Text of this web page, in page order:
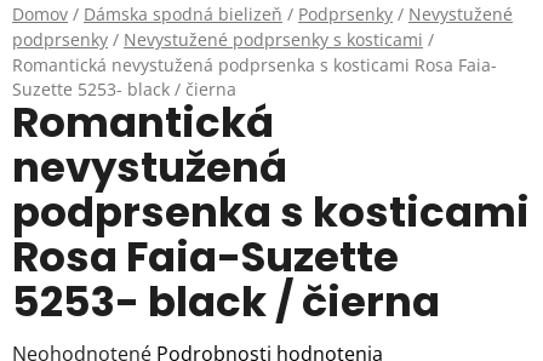
Domov / Dámska spodná bielizeň / Podprsenky / Nevystužené
podprsenky / Nevystužené podprsenky s kosticami /
Romantická nevystužená podprsenka s kosticami Rosa Faia-
Suzette 5253- black / čierna
Romantická
nevystužená
podprsenka s kosticami
Rosa Faia-Suzette
5253- black / čierna
Priemerné
Neohodnotené Podrobnosti hodnotenia